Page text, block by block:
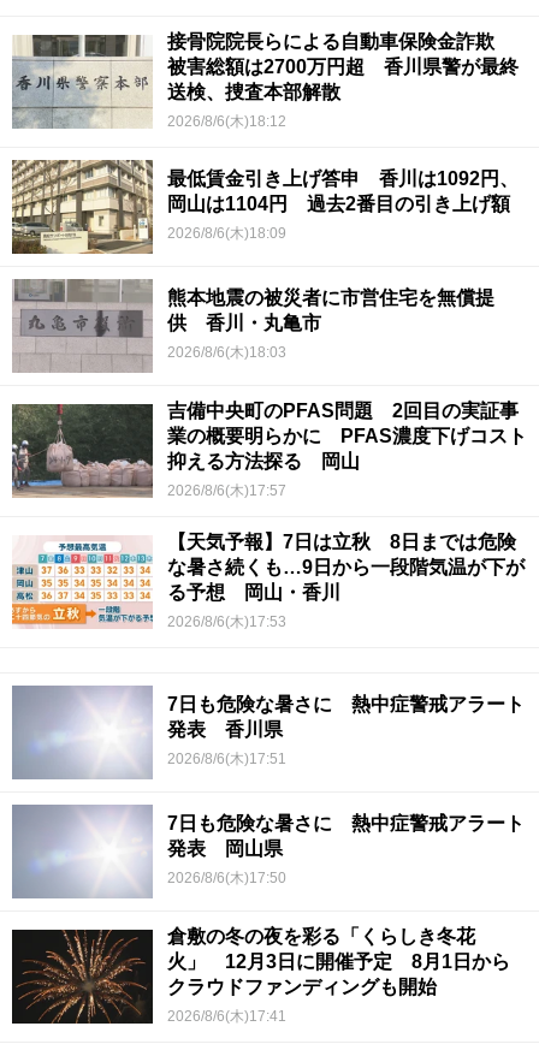
接骨院院長らによる自動車保険金詐欺
被害総額は2700万円超 香川県警が最終
送検、捜査本部解散
2026/8/6(木)18:12
最低賃金引き上げ答申 香川は1092円、
岡山は1104円 過去2番目の引き上げ額
2026/8/6(木)18:09
熊本地震の被災者に市営住宅を無償提
供 香川・丸亀市
2026/8/6(木)18:03
吉備中央町のPFAS問題 2回目の実証事
業の概要明らかに PFAS濃度下げコスト
抑える方法探る 岡山
2026/8/6(木)17:57
【天気予報】7日は立秋 8日までは危険
な暑さ続くも…9日から一段階気温が下が
る予想 岡山・香川
2026/8/6(木)17:53
7日も危険な暑さに 熱中症警戒アラート
発表 香川県
2026/8/6(木)17:51
7日も危険な暑さに 熱中症警戒アラート
発表 岡山県
2026/8/6(木)17:50
倉敷の冬の夜を彩る「くらしき冬花
火」 12月3日に開催予定 8月1日から
クラウドファンディングも開始
2026/8/6(木)17:41